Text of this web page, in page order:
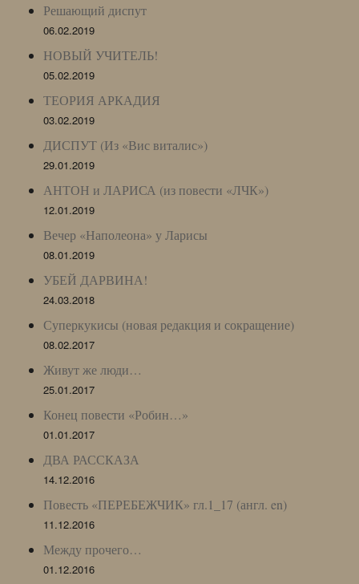
Решающий диспут
06.02.2019
НОВЫЙ УЧИТЕЛЬ!
05.02.2019
ТЕОРИЯ АРКАДИЯ
03.02.2019
ДИСПУТ (Из «Вис виталис»)
29.01.2019
АНТОН и ЛАРИСА (из повести «ЛЧК»)
12.01.2019
Вечер «Наполеона» у Ларисы
08.01.2019
УБЕЙ ДАРВИНА!
24.03.2018
Суперкукисы (новая редакция и сокращение)
08.02.2017
Живут же люди…
25.01.2017
Конец повести «Робин…»
01.01.2017
ДВА РАССКАЗА
14.12.2016
Повесть «ПЕРЕБЕЖЧИК» гл.1_17 (англ. en)
11.12.2016
Между прочего…
01.12.2016